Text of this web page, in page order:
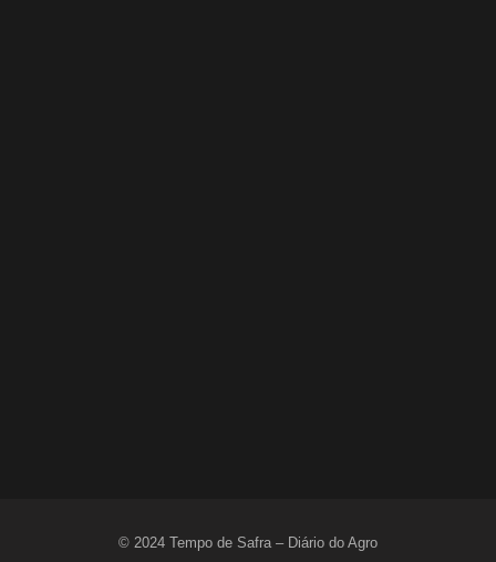
© 2024 Tempo de Safra – Diário do Agro